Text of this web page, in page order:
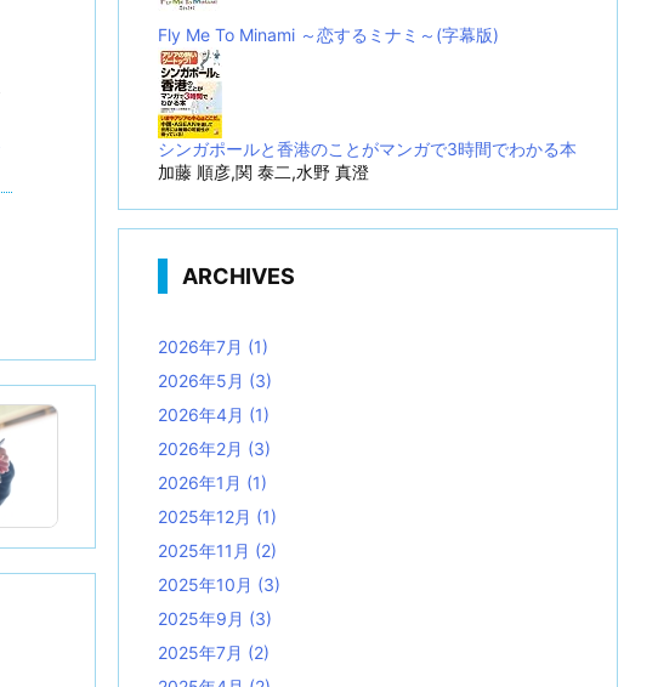
Fly Me To Minami ～恋するミナミ～(字幕版)
シンガポールと香港のことがマンガで3時間でわかる本
加藤 順彦,関 泰二,水野 真澄
ARCHIVES
2026年7月 (1)
2026年5月 (3)
2026年4月 (1)
2026年2月 (3)
2026年1月 (1)
2025年12月 (1)
2025年11月 (2)
2025年10月 (3)
2025年9月 (3)
2025年7月 (2)